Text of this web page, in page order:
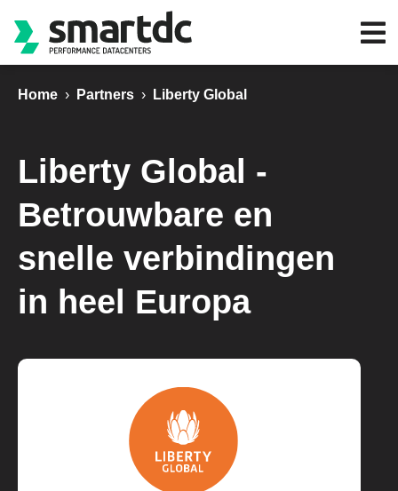
Home › Partners › Liberty Global
Liberty Global -
Betrouwbare en
snelle verbindingen
in heel Europa